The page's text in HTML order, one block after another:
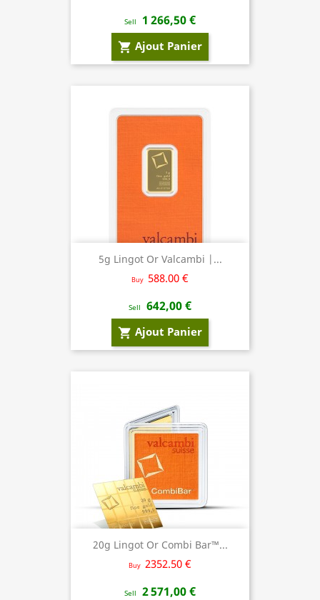
Sell 1 266,50 €
shopping_cart Ajout Panier
5g Lingot Or Valcambi |...
Buy 588.00 €
Sell 642,00 €
shopping_cart Ajout Panier
20g Lingot Or Combi Bar™...
Buy 2352.50 €
Sell 2 571,00 €